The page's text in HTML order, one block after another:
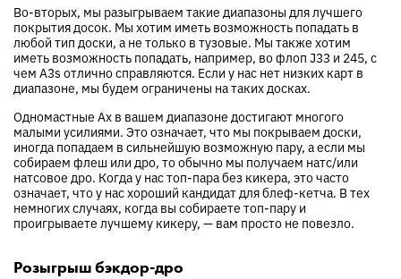
Во-вторых, мы разыгрываем такие диапазоны для лучшего
покрытия досок. Мы хотим иметь возможность попадать в
любой тип доски, а не только в тузовые. Мы также хотим
иметь возможность попадать, например, во флоп J33 и 245, с
чем A3s отлично справляются. Если у нас нет низких карт в
диапазоне, мы будем ограничены на таких досках.
Одномастные Ax в вашем диапазоне достигают многого
малыми усилиями. Это означает, что мы покрываем доски,
иногда попадаем в сильнейшую возможную пару, а если мы
собираем флеш или дро, то обычно мы получаем натс/или
натсовое дро. Когда у нас топ-пара без кикера, это часто
означает, что у нас хороший кандидат для блеф-кетча. В тех
немногих случаях, когда вы собираете топ-пару и
проигрываете лучшему кикеру, — вам просто не повезло.
Розыгрыш бэкдор-дро